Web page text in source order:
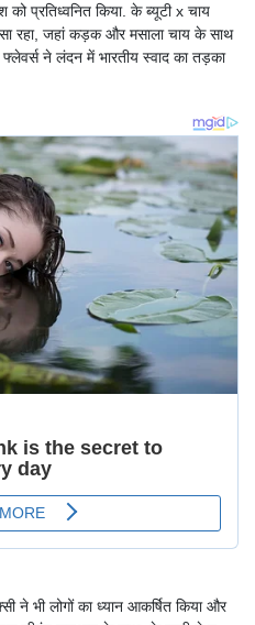
प्रतिध्वनित किया. के ब्यूटी x चाय
रहा, जहां कड़क और मसाला चाय के साथ
ने लंदन में भारतीय स्वाद का तड़का
ने भी लोगों का ध्यान आकर्षित किया और